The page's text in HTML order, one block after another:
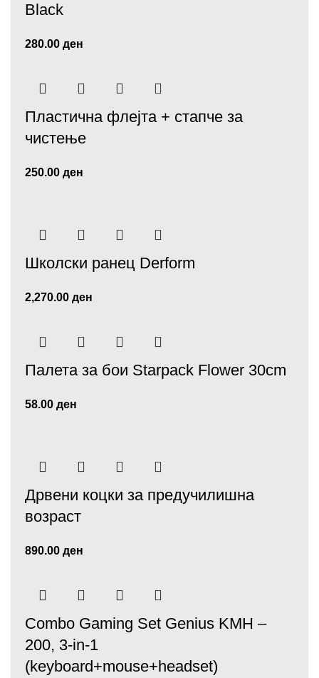
Black
280.00 ден
Пластична флејта + стапче за
чистење
250.00 ден
Школски ранец Derform
2,270.00 ден
Палета за бои Starpack Flower 30cm
58.00 ден
Дрвени коцки за предучилишна
возраст
890.00 ден
Combo Gaming Set Genius KMH –
200, 3-in-1
(keyboard+mouse+headset)